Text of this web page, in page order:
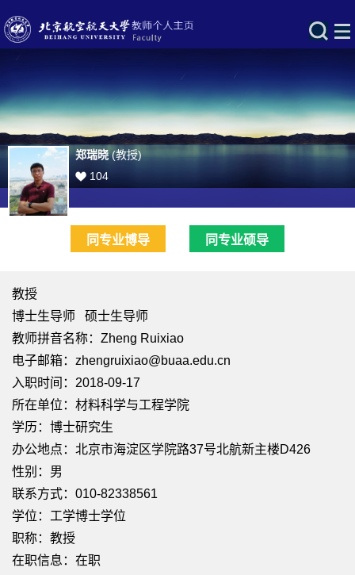
郑瑞晓(教授)
104
同专业博导 同专业硕导
教授
博士生导师 硕士生导师
教师拼音名称：Zheng Ruixiao
电子邮箱： zhengruixiao@buaa.edu.cn
入职时间：2018-09-17
所在单位：材料科学与工程学院
学历：博士研究生
办公地点：北京市海淀区学院路37号北航新主楼D426
性别：男
联系方式：010-82338561
学位：工学博士学位
职称：教授
在职信息：在职